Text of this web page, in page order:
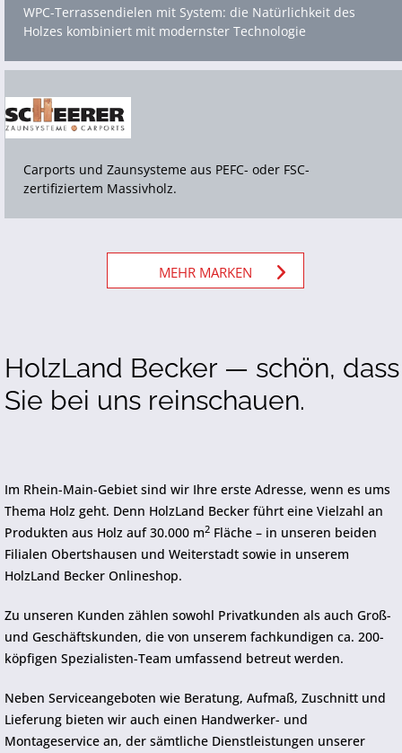
Im Rhein-Main-Gebiet sind wir Ihre erste Adresse, wenn es ums
Thema Holz geht. Denn HolzLand Becker führt eine Vielzahl an
Produkten aus Holz auf 30.000 m2 Fläche – in unseren beiden
Filialen Obertshausen und Weiterstadt sowie in unserem
HolzLand Becker Onlineshop.
Zu unseren Kunden zählen sowohl Privatkunden als auch Groß-
und Geschäftskunden, die von unserem fachkundigen ca. 200-
köpfigen Spezialisten-Team umfassend betreut werden.
Neben Serviceangeboten wie Beratung, Aufmaß, Zuschnitt und
Lieferung bieten wir auch einen Handwerker- und
Montageservice an, der sämtliche Dienstleistungen unserer
HolzLand Becker — schön, dass
Sie bei uns reinschauen.
Carports und Zaunsysteme aus PEFC- oder FSC-
zertifiziertem Massivholz.
WPC-Terrassendielen mit System: die Natürlichkeit des
Holzes kombiniert mit modernster Technologie
MEHR MARKEN